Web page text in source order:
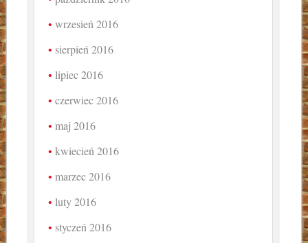
wrzesień 2016
sierpień 2016
lipiec 2016
czerwiec 2016
maj 2016
kwiecień 2016
marzec 2016
luty 2016
styczeń 2016